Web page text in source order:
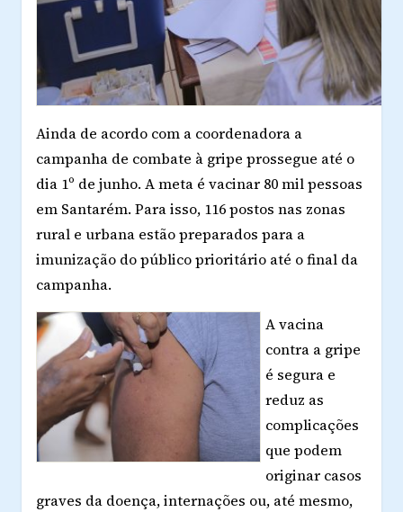
Ainda de acordo com a coordenadora a
campanha de combate à gripe prossegue até o
dia 1º de junho. A meta é vacinar 80 mil pessoas
em Santarém. Para isso, 116 postos nas zonas
rural e urbana estão preparados para a
imunização do público prioritário até o final da
campanha.
A vacina
contra a gripe
é segura e
reduz as
complicações
que podem
originar casos
graves da doença, internações ou, até mesmo,